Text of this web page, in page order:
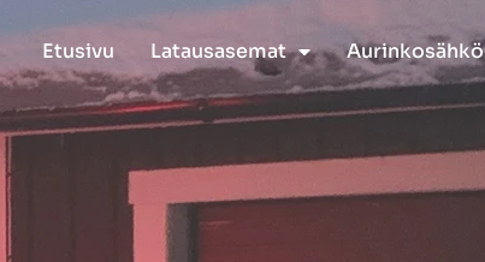
Etusivu Latausasemat Aurinkosähkö